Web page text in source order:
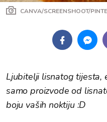
CANVA/SCREENSHOOT/
Ljubitelji lisnatog tijesta,
samo proizvode od
boju vaših noktiju :D